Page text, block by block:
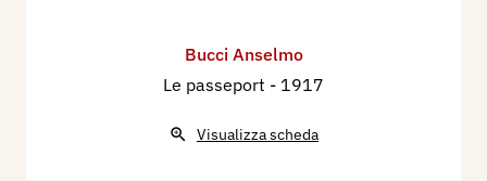
Bucci Anselmo
Le passeport - 1917
Visualizza scheda